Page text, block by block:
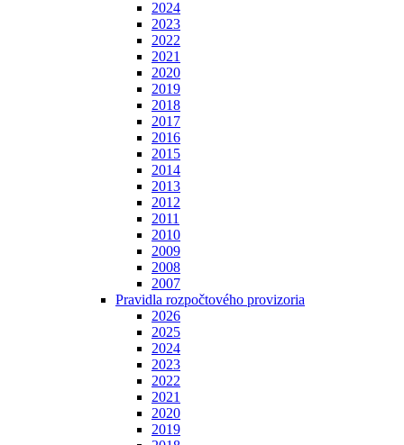
2024
2023
2022
2021
2020
2019
2018
2017
2016
2015
2014
2013
2012
2011
2010
2009
2008
2007
Pravidla rozpočtového provizoria
2026
2025
2024
2023
2022
2021
2020
2019